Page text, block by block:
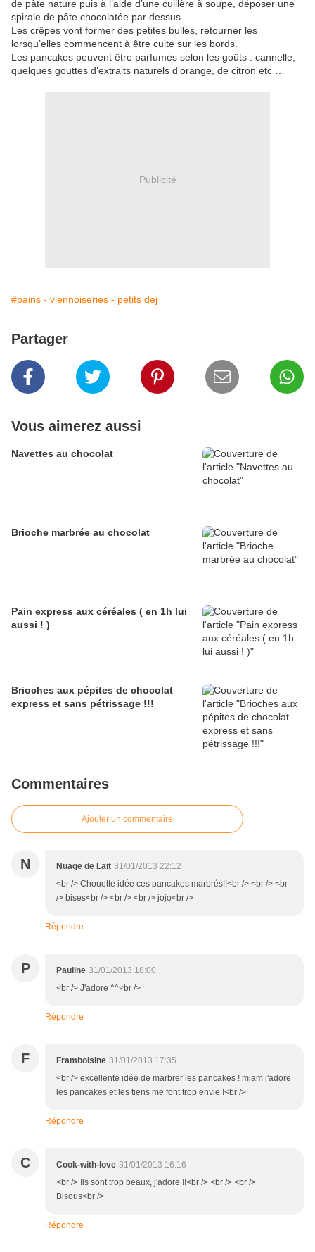
de pâte nature puis à l’aide d’une cuillère à soupe, déposer une
spirale de pâte chocolatée par dessus.
Les crêpes vont former des petites bulles, retourner les
lorsqu’elles commencent à être cuite sur les bords.
Les pancakes peuvent être parfumés selon les goûts : cannelle,
quelques gouttes d’extraits naturels d’orange, de citron etc …
Publicité
#pains - viennoiseries - petits dej
Partager
Vous aimerez aussi
Navettes au chocolat
Brioche marbrée au chocolat
Pain express aux céréales ( en 1h lui
aussi ! )
Brioches aux pépites de chocolat
express et sans pétrissage !!!
Commentaires
Ajouter un commentaire
N Nuage de Lait 31/01/2013 22:12
<br /> Chouette idée ces pancakes marbrés!!<br /> <br /> <br
/> bises<br /> <br /> <br /> jojo<br />
Répondre
P Pauline 31/01/2013 18:00
<br /> J'adore ^^<br />
Répondre
F Framboisine 31/01/2013 17:35
<br /> excellente idée de marbrer les pancakes ! miam j'adore
les pancakes et les tiens me font trop envie !<br />
Répondre
C Cook-with-love 31/01/2013 16:16
<br /> Ils sont trop beaux, j'adore !!<br /> <br /> <br />
Bisous<br />
Répondre